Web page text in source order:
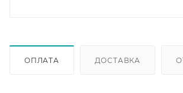
ОПЛАТА ДОСТАВКА